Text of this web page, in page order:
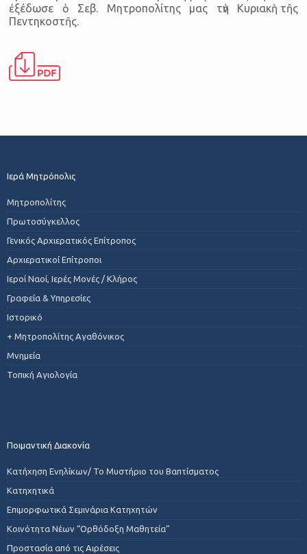
ἐξέδωσε ὁ Σεβ. Μητροπολίτης μας τὴν Κυριακὴ τῆς
Πεντηκοστῆς.
Ιερά Μητρόπολις
Μητροπολίτης
Πρωτοσύγκελλος
Γενικός Αρχιερατικός Επίτροπος
Αρχιερατικοί Επίτροποι
Ιεροί Ναοί, Ιερές Μονές / Κλήρος
Γραφεία & Υπηρεσίες
Ιστορικό
+ Μητροπολίτης Αγαθόνικος
Μνημεία
Τοπική Αγιολογία
Ποιμαντική Διακονία
Κατήχηση Ενηλίκων/ Το Μυστήριο του Βαπτίσματος
Κατηχητικά
Επιμορφωτικά Σεμινάρια Κατηχητών
Κοινότητα Νέων “Ορθόδοξη Μαθητεία”
Προστασία από τις Αιρέσεις